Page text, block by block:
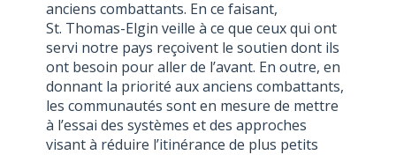
anciens combattants. En ce faisant,
St. Thomas-Elgin veille à ce que ceux qui ont
servi notre pays reçoivent le soutien dont ils
ont besoin pour aller de l’avant. En outre, en
donnant la priorité aux anciens combattants,
les communautés sont en mesure de mettre
à l’essai des systèmes et des approches
visant à réduire l’itinérance de plus petits